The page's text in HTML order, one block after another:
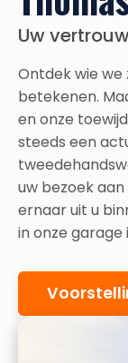
Uw
Ontdek wie we
betekenen.
en onze
steeds een
uw bezoek
ernaar uit u
in onze garage